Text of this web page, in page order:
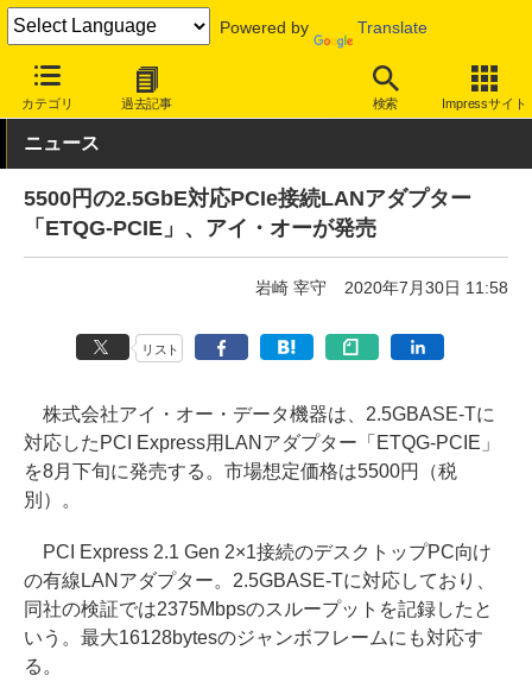
Powered by Translate
カテゴリ 過去記事 検索 Impressサイト
INTERNET Watch トピック
ニュース
5500円の2.5GbE対応PCIe接続LANアダプター
「ETQG-PCIE」、アイ・オーが発売
岩崎 宰守 2020年7月30日 11:58
リスト
株式会社アイ・オー・データ機器は、2.5GBASE-Tに
対応したPCI Express用LANアダプター「ETQG-PCIE」
を8月下旬に発売する。市場想定価格は5500円（税
別）。
PCI Express 2.1 Gen 2×1接続のデスクトップPC向け
の有線LANアダプター。2.5GBASE-Tに対応しており、
同社の検証では2375Mbpsのスループットを記録したと
いう。最大16128bytesのジャンボフレームにも対応す
る。